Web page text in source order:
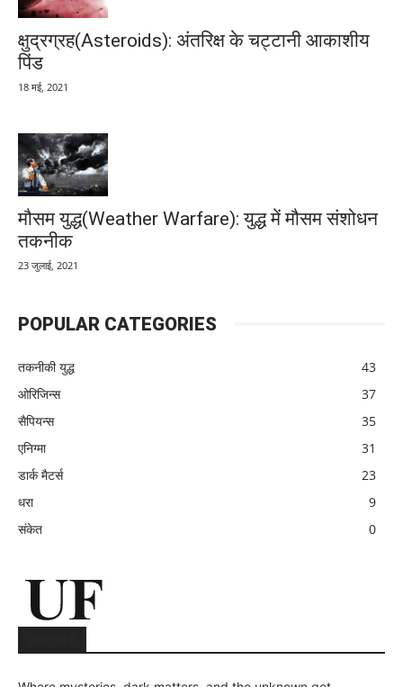
क्षुद्रग्रह(Asteroids): अंतरिक्ष के चट्टानी आकाशीय
पिंड
18 मई, 2021
मौसम युद्ध(Weather Warfare): युद्ध में मौसम संशोधन
तकनीक
23 जुलाई, 2021
POPULAR CATEGORIES
तकनीकी युद्ध
43
ओरिजिन्स
37
सैपियन्स
35
एनिग्मा
31
डार्क मैटर्स
23
धरा
9
संकेत
0